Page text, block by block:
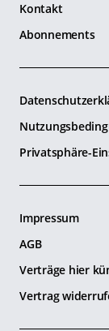
Kontakt
Abonnements
Privatsphäre-
Impressum
AGB
Verträge hier
Vertrag